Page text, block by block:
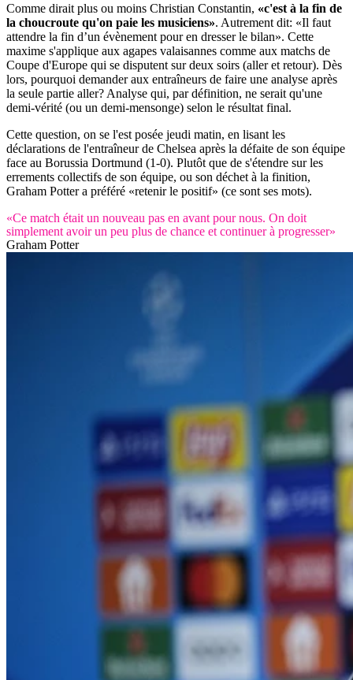
Comme dirait plus ou moins Christian Constantin, «c'est à la fin de
la choucroute qu'on paie les musiciens». Autrement dit: «Il faut
attendre la fin d’un évènement pour en dresser le bilan». Cette
maxime s'applique aux agapes valaisannes comme aux matchs de
Coupe d'Europe qui se disputent sur deux soirs (aller et retour). Dès
lors, pourquoi demander aux entraîneurs de faire une analyse après
la seule partie aller? Analyse qui, par définition, ne serait qu'une
demi-vérité (ou un demi-mensonge) selon le résultat final.
Cette question, on se l'est posée jeudi matin, en lisant les
déclarations de l'entraîneur de Chelsea après la défaite de son équipe
face au Borussia Dortmund (1-0). Plutôt que de s'étendre sur les
errements collectifs de son équipe, ou son déchet à la finition,
Graham Potter a préféré «retenir le positif» (ce sont ses mots).
«Ce match était un nouveau pas en avant pour nous. On doit
simplement avoir un peu plus de chance et continuer à progresser»
Graham Potter